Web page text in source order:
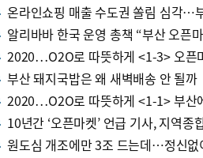
온라인쇼핑 매출 수도권 쏠림 심각…
알리바바 한국 운영 총책 “부산 오픈
2020…O2O로 따뜻하게 <1-3> 오픈
부산 돼지국밥은 왜 새벽배송 안 될까
2020…O2O로 따뜻하게 <1-1> 부산
10년간 ‘오픈마켓’ 언급 기사, 지역
원도심 개조에만 3조 드는데…정신없